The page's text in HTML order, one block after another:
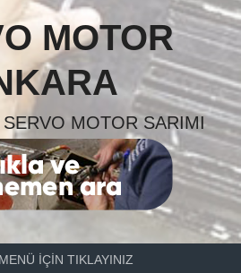
MOTOR
MOTOR SARIMI
İÇİN TIKLAYINIZ